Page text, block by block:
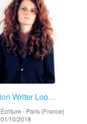
Fiction Writer Looking For Housing Support – Écriture
Écriture- Paris (France)
01/10/2018